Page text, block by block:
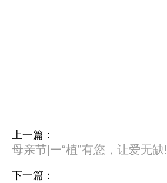
上一篇：
母亲节|一“植”有您，让爱无缺!
下一篇：